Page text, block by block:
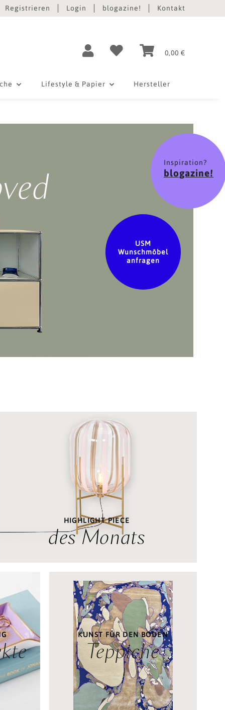
Registrieren Login blogazine! Kontakt
0,00 €
Lifestyle & Papier Hersteller
Inspiration?
blogazine!
USM
Wunschmöbel
anfragen
HIGHLIGHT PIECE
des Monats
KUNST FÜR DEN BODEN
Teppiche